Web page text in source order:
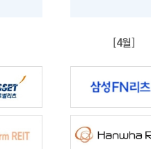
[4월]